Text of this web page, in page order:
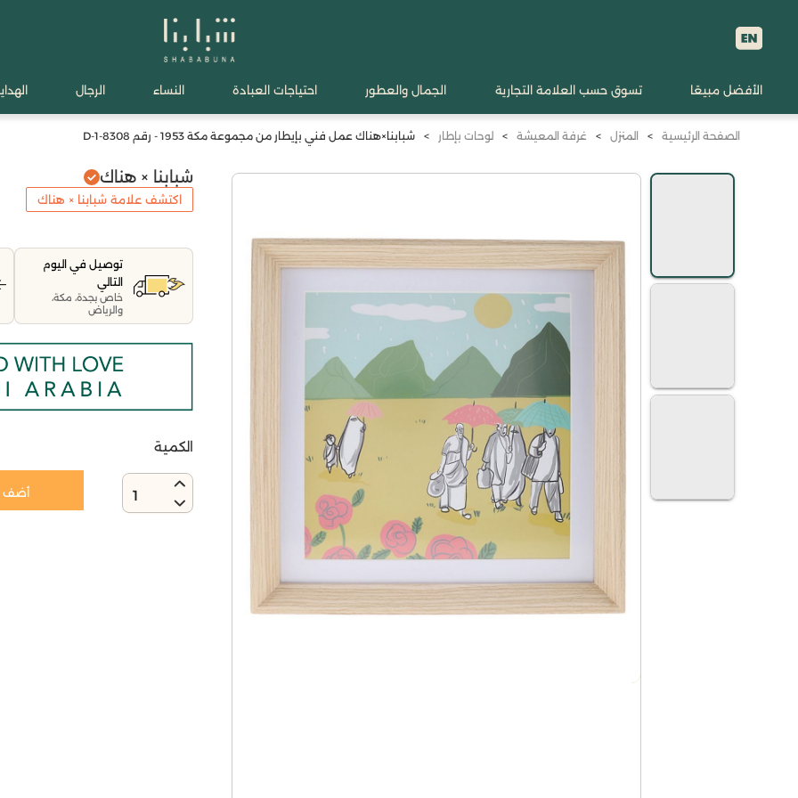
الأفضل مبيعًا تسوق حسب العلامة التجارية الجمال والعطور احتياجات العبادة النساء الرجال
الصفحة الرئيسية > المنزل > غرفة المعيشة > لوحات بإطار > شبابنا×هناك عمل فني بإيطار من مجموعة مكة 1953 - رقم 8308-1-D
شبابنا × هناك
اكتشف علامة شبابنا × هناك
توصيل في اليوم
التالي
خاص بجدة، مكة،
والرياض
الكمية
1 أضف